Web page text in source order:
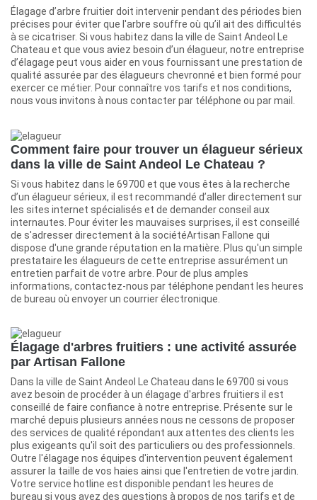
Élagage d’arbre fruitier doit intervenir pendant des périodes bien
précises pour éviter que l'arbre souffre où qu’il ait des difficultés
à se cicatriser. Si vous habitez dans la ville de Saint Andeol Le
Chateau et que vous aviez besoin d’un élagueur, notre entreprise
d’élagage peut vous aider en vous fournissant une prestation de
qualité assurée par des élagueurs chevronné et bien formé pour
exercer ce métier. Pour connaître vos tarifs et nos conditions,
nous vous invitons à nous contacter par téléphone ou par mail.
Comment faire pour trouver un élagueur sérieux
dans la ville de Saint Andeol Le Chateau ?
Si vous habitez dans le 69700 et que vous êtes à la recherche
d’un élagueur sérieux, il est recommandé d’aller directement sur
les sites internet spécialisés et de demander conseil aux
internautes. Pour éviter les mauvaises surprises, il est conseillé
de s'adresser directement à la sociétéArtisan Fallone qui
dispose d'une grande réputation en la matière. Plus qu'un simple
prestataire les élagueurs de cette entreprise assurément un
entretien parfait de votre arbre. Pour de plus amples
informations, contactez-nous par téléphone pendant les heures
de bureau où envoyer un courrier électronique.
Élagage d'arbres fruitiers : une activité assurée
par Artisan Fallone
Dans la ville de Saint Andeol Le Chateau dans le 69700 si vous
avez besoin de procéder à un élagage d'arbres fruitiers il est
conseillé de faire confiance à notre entreprise. Présente sur le
marché depuis plusieurs années nous ne cessons de proposer
des services de qualité répondant aux attentes des clients les
plus exigeants qu'il soit des particuliers ou des professionnels.
Outre l'élagage nos équipes d'intervention peuvent également
assurer la taille de vos haies ainsi que l'entretien de votre jardin.
Votre service hotline est disponible pendant les heures de
bureau si vous avez des questions à propos de nos tarifs et de